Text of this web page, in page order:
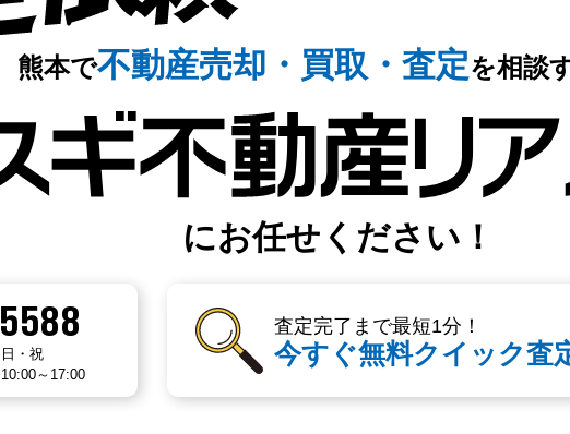
熊本で不動産売却・ 買取・査定を相談
にお任せください！
日・祝
10:00～17:00
査定完了まで最短1分！
今すぐ無料クイック査